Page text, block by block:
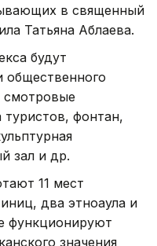
в священный
Татьяна Аблаева.
будут
общественного
смотровые
фонтан,
зал и др.
11 мест
два этноаула и
функционируют
значения